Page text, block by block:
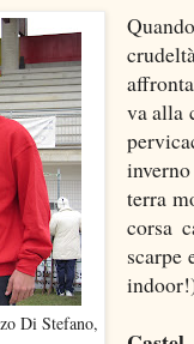
Di Stefano,
va alla
terra
corsa
scarpe